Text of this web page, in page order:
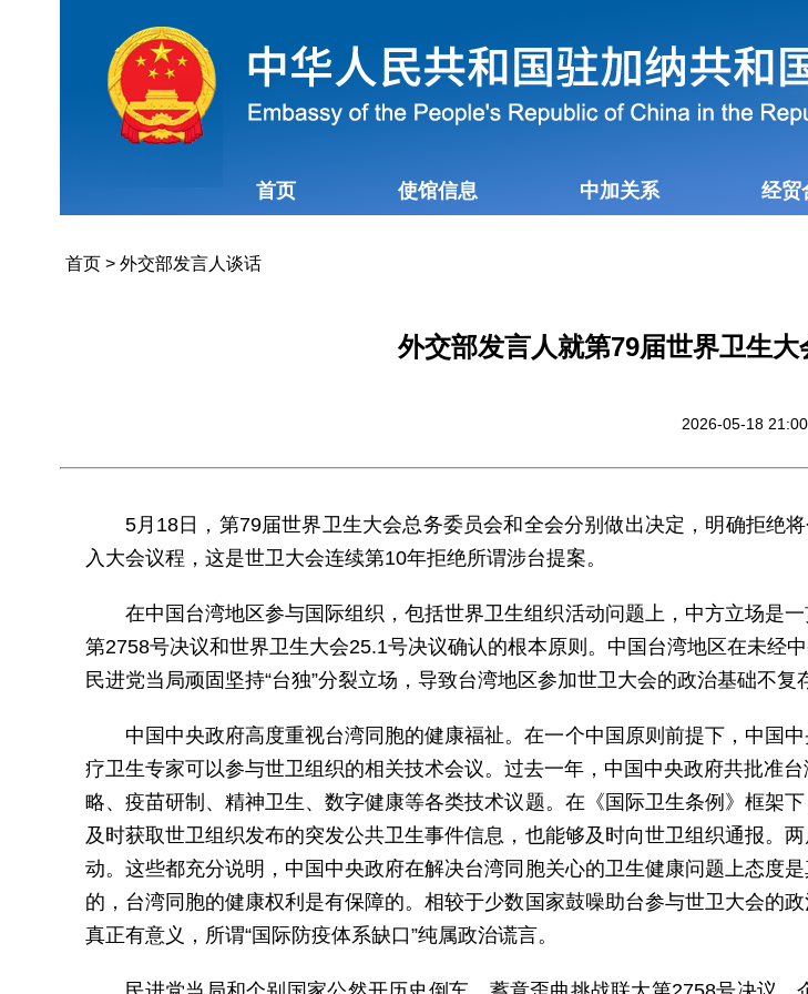
首页 使馆信息 中加关系 经贸
首页> 外交部发言人谈话
外交部发言人就第79届世界卫生
2026-05-18 21:00
5月18日，第79届世界卫生大会总务委员会和全会分别做出决定，明确拒绝
入大会议程，这是世卫大会连续第10年拒绝所谓涉台提案。
在中国台湾地区参与国际组织，包括世界卫生组织活动问题上，中方立场是
第2758号决议和世界卫生大会25.1号决议确认的根本原则。中国台湾地区在未经
民进党当局顽固坚持“台独”分裂立场，导致台湾地区参加世卫大会的政治基础不复
中国中央政府高度重视台湾同胞的健康福祉。在一个中国原则前提下，中国
疗卫生专家可以参与世卫组织的相关技术会议。过去一年，中国中央政府共批准
略、疫苗研制、精神卫生、数字健康等各类技术议题。在《国际卫生条例》框架
及时获取世卫组织发布的突发公共卫生事件信息，也能够及时向世卫组织通报。
动。这些都充分说明，中国中央政府在解决台湾同胞关心的卫生健康问题上态度
的，台湾同胞的健康权利是有保障的。相较于少数国家鼓噪助台参与世卫大会的
真正有意义，所谓“国际防疫体系缺口”纯属政治谎言。